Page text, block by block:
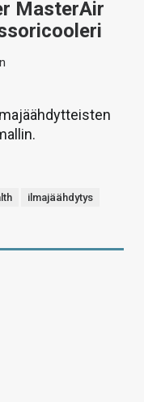
MasterAir
ilmajäähdytys